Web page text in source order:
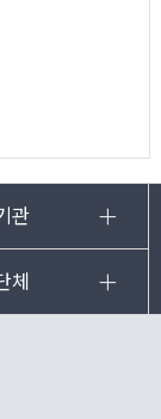
관
체